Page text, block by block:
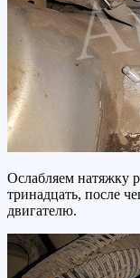
Ослабляем натяжку
тринадцать, после
двигателю.